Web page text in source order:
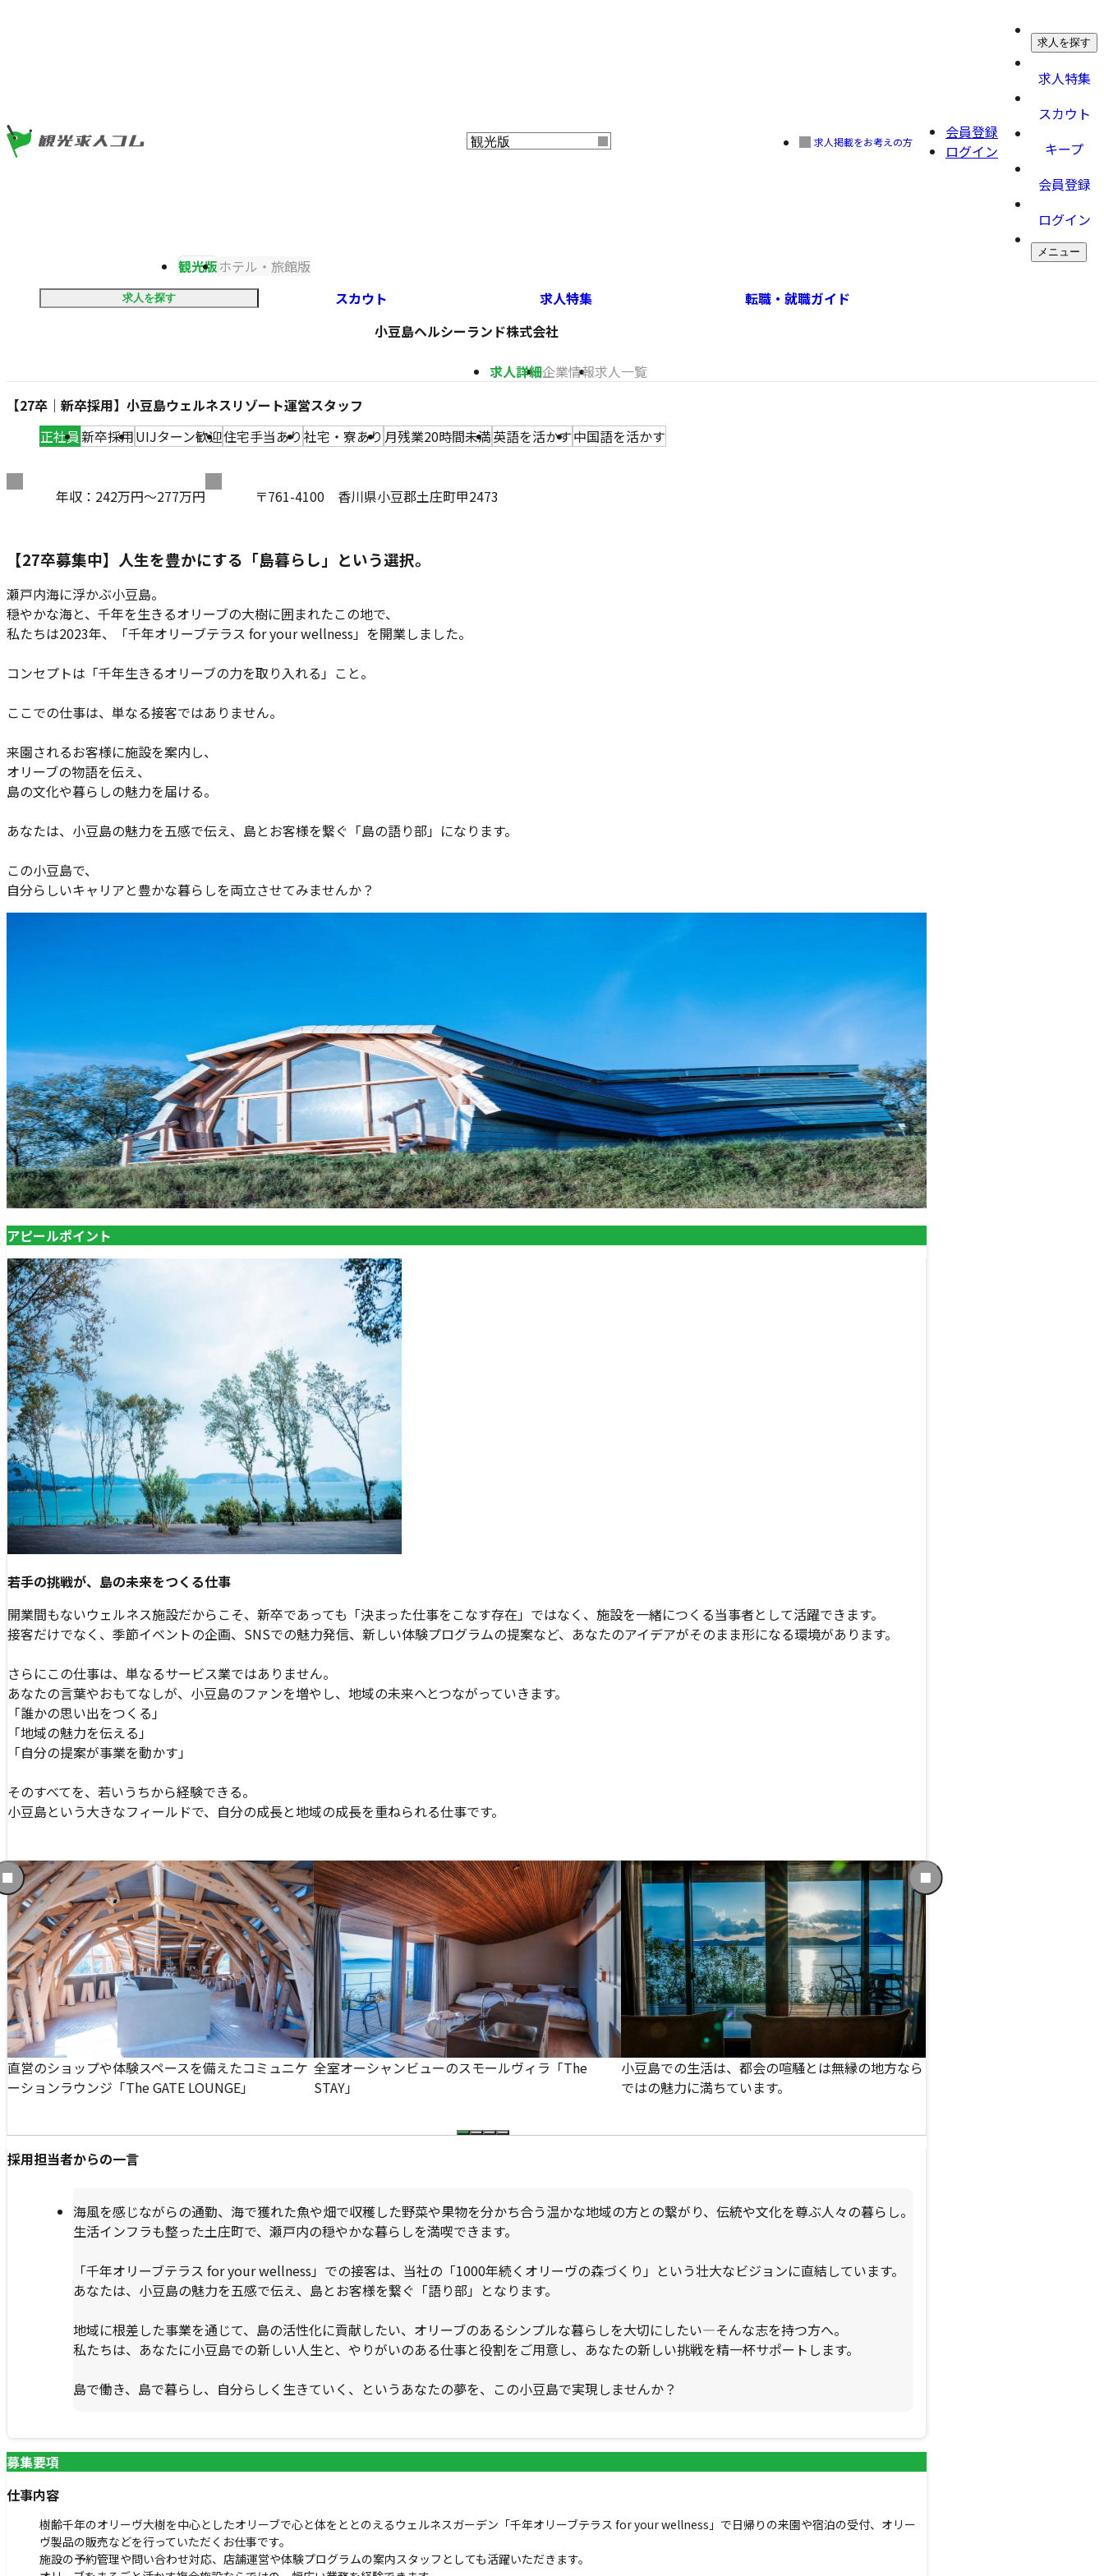
プ
観光版ホテル・旅館版
求人掲載をお考えの方
会員登録
ログイン
求人を探す
求人特集
スカウト
キープ
会員登録
ログイン
メニュー
求人を探す スカウト 求人特集
転職・就職ガイド
小豆島ヘルシーランド株式会社
求人詳細企業情報求人一覧
【27卒｜新卒採用】小豆島ウェルネスリゾート運営スタッフ
正社員新卒採用UIJターン歓迎住宅手当あり 社宅・寮あり 月残業20時間未満英語を活かす中国語を活かす
給
年収：242万円～277万円 住
〒761-4100 香川県小豆郡土庄町甲2473
【27卒募集中】人生を豊かにする「島暮らし」という選択。
瀬戸内海に浮かぶ小豆島。
穏やかな海と、千年を生きるオリーブの大樹に囲まれたこの地で、
私たちは2023年、「千年オリーブテラス for your wellness」を開業しました。
コンセプトは「千年生きるオリーブの力を取り入れる」こと。
ここでの仕事は、単なる接客ではありません。
来園されるお客様に施設を案内し、
オリーブの物語を伝え、
島の文化や暮らしの魅力を届ける。
あなたは、小豆島の魅力を五感で伝え、島とお客様を繋ぐ「島の語り部」になります。
この小豆島で、
自分らしいキャリアと豊かな暮らしを両立させてみませんか？
アピールポイント
若手の挑戦が、島の未来をつくる仕事
開業間もないウェルネス施設だからこそ、新卒であっても「決まった仕事をこなす存在」ではなく、施設を一緒につくる当事者として活躍できます。
接客だけでなく、季節イベントの企画、SNSでの魅力発信、新しい体験プログラムの提案など、あなたのアイデアがそのまま形になる環境があります。
さらにこの仕事は、単なるサービス業ではありません。
あなたの言葉やおもてなしが、小豆島のファンを増やし、地域の未来へとつながっていきます。
「誰かの思い出をつくる」
「地域の魅力を伝える」
「自分の提案が事業を動かす」
そのすべてを、若いうちから経験できる。
小豆島という大きなフィールドで、自分の成長と地域の成長を重ねられる仕事です。
前
の
ス
ラ
イ
ド
に
移
動
す
る
次
の
直営のショップや体験スペースを備えたコミュニケ
ーションラウンジ「The GATE LOUNGE」
全室オーシャンビューのスモールヴィラ「The
STAY」
小豆島での生活は、都会の喧騒とは無縁の地方なら
ではの魅力に満ちています。
採用担当者からの一言
海風を感じながらの通勤、海で獲れた魚や畑で収穫した野菜や果物を分かち合う温かな地域の方との繋がり、伝統や文化を尊ぶ人々の暮らし。
生活インフラも整った土庄町で、瀬戸内の穏やかな暮らしを満喫できます。
「千年オリーブテラス for your wellness」での接客は、当社の「1000年続くオリーヴの森づくり」という壮大なビジョンに直結しています。
あなたは、小豆島の魅力を五感で伝え、島とお客様を繋ぐ「語り部」となります。
地域に根差した事業を通じて、島の活性化に貢献したい、オリーブのあるシンプルな暮らしを大切にしたい―そんな志を持つ方へ。
私たちは、あなたに小豆島での新しい人生と、やりがいのある仕事と役割をご用意し、あなたの新しい挑戦を精一杯サポートします。
島で働き、島で暮らし、自分らしく生きていく、というあなたの夢を、この小豆島で実現しませんか？
募集要項
仕事内容
樹齢千年のオリーヴ大樹を中心としたオリーブで心と体をととのえるウェルネスガーデン「千年オリーブテラス for your wellness」で日帰りの来園や宿泊の受付、オリー
ヴ製品の販売などを行っていただくお仕事です。
施設の予約管理や問い合わせ対応、店舗運営や体験プログラムの案内スタッフとしても活躍いただきます。